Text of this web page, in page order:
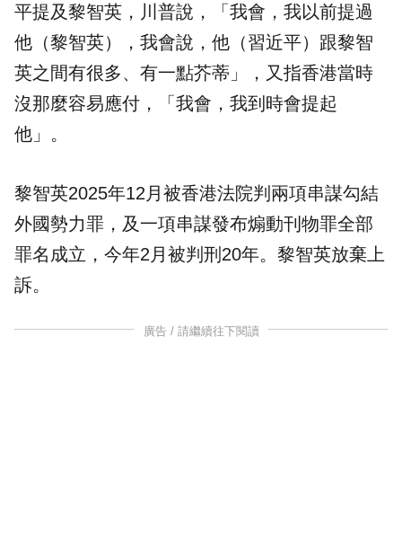
平提及黎智英，川普說，「我會，我以前提過
他（黎智英），我會說，他（習近平）跟黎智
英之間有很多、有一點芥蒂」，又指香港當時
沒那麼容易應付，「我會，我到時會提起
他」。
黎智英2025年12月被香港法院判兩項串謀勾結
外國勢力罪，及一項串謀發布煽動刊物罪全部
罪名成立，今年2月被判刑20年。黎智英放棄上
訴。
廣告 / 請繼續往下閱讀